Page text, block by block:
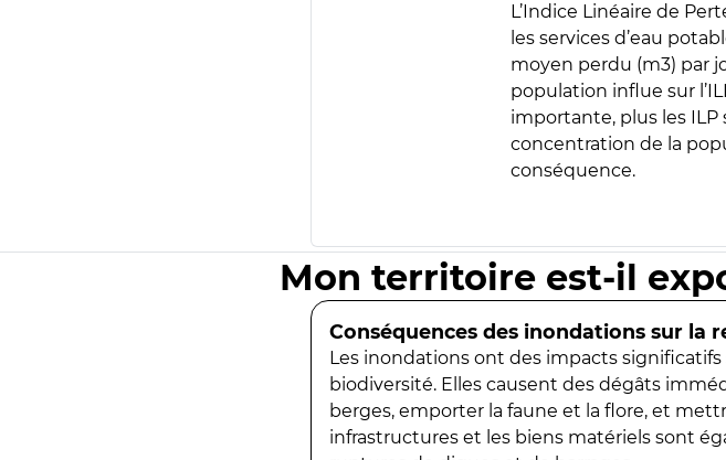
L’Indice Linéaire de
les services d’eau
moyen perdu (m3) par
population influe sur
importante, plus les
concentration de la
conséquence.
Mon territoire est-il
Conséquences des inondations sur la
Les inondations ont des impacts
biodiversité. Elles causent des dégâts
berges, emporter la faune et la flore, et
infrastructures et les biens matériels sont